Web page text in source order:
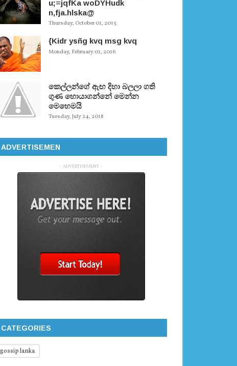
u;=jqfKa woDYHudk
n,fja.hlska@
Thursday, October 01, 2015
{Kidr ysñg kvq msg kvq
Monday, February 01, 2016
කෙල්ලන්ගේ ඇඟ දිහා බලලා ගති
ගුණ හොයාගන්නේ මෙන්න
මෙහෙමයි
Tuesday, July 24, 2018
ADVERTISEMEN
- ADVERTISEMENT -
CATEGORIES
gossip lanka